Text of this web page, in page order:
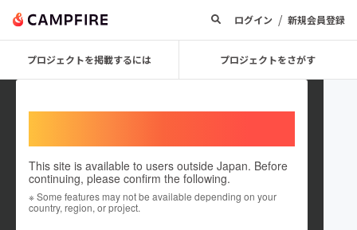
ログイン / 新規会員登録
プロジェクトを掲載するには プロジェクトをさがす
This site is available to users outside Japan. Before
continuing, please confirm the following.
※ Some features may not be available depending on your
country, region, or project.
fn enmusubi